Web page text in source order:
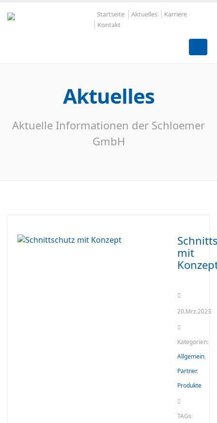
Startseite Aktuelles
Karriere
Kontakt
Aktuelles
Aktuelle Informationen der Schloemer
GmbH
mit
20.Mrz.2023
Kategorien:
Allgemein,
Partner,
Produkte
TAGs: